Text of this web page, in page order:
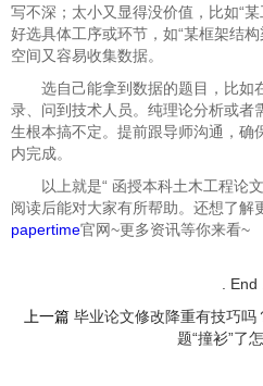
写不深；太小又显得没价值，比如“
好选具体工序或环节，如“某框架结
空间又容易收集数据。
选自己能拿到数据的题目，比如
录、问到技术人员。纯理论分析或者
生根本搞不定。提前跟导师沟通，确
内完成。
以上就是“ 函授本科土木工程论
阅读后能对大家有所帮助。还想了解
papertime官网~更多资讯等你来看~
. End .
上一篇 毕业论文修改降重有技巧吗
题“撞衫”了